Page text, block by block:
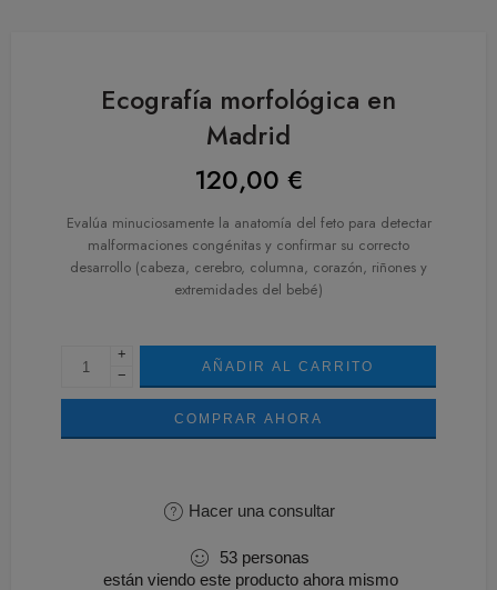
Ecografía morfológica en
Madrid
120,00 €
Evalúa minuciosamente la anatomía del feto para detectar
malformaciones congénitas y confirmar su correcto
desarrollo (cabeza, cerebro, columna, corazón, riñones y
extremidades del bebé)
+
−
AÑADIR AL CARRITO
COMPRAR AHORA
Hacer una consultar
53 personas
están viendo este producto ahora mismo